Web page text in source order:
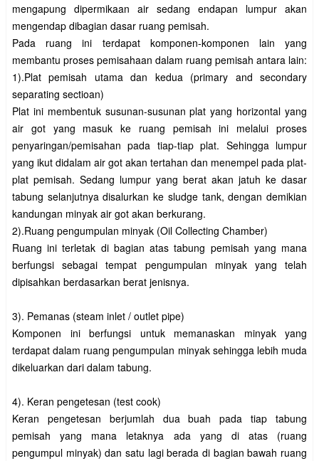
mengapung dipermikaan air sedang endapan lumpur akan
mengendap dibagian dasar ruang pemisah.
Pada ruang ini terdapat komponen-komponen lain yang
membantu proses pemisahaan dalam ruang pemisah antara lain:
1).Plat pemisah utama dan kedua (primary and secondary
separating sectioan)
Plat ini membentuk susunan-susunan plat yang horizontal yang
air got yang masuk ke ruang pemisah ini melalui proses
penyaringan/pemisahan pada tiap-tiap plat. Sehingga lumpur
yang ikut didalam air got akan tertahan dan menempel pada plat-
plat pemisah. Sedang lumpur yang berat akan jatuh ke dasar
tabung selanjutnya disalurkan ke sludge tank, dengan demikian
kandungan minyak air got akan berkurang.
2).Ruang pengumpulan minyak (Oil Collecting Chamber)
Ruang ini terletak di bagian atas tabung pemisah yang mana
berfungsi sebagai tempat pengumpulan minyak yang telah
dipisahkan berdasarkan berat jenisnya.
3). Pemanas (steam inlet / outlet pipe)
Komponen ini berfungsi untuk memanaskan minyak yang
terdapat dalam ruang pengumpulan minyak sehingga lebih muda
dikeluarkan dari dalam tabung.
4). Keran pengetesan (test cook)
Keran pengetesan berjumlah dua buah pada tiap tabung
pemisah yang mana letaknya ada yang di atas (ruang
pengumpul minyak) dan satu lagi berada di bagian bawah ruang